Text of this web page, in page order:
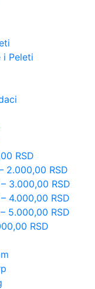
i Peleti
RSD
2.000,00 RSD
3.000,00 RSD
4.000,00 RSD
5.000,00 RSD
RSD